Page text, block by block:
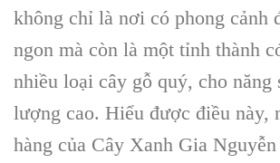
không chỉ là nơi có phong cảnh
ngon mà còn là một tỉnh thành
nhiều loại cây gỗ quý, cho năng
lượng cao. Hiểu được điều này,
hàng của Cây Xanh Gia Nguyễn